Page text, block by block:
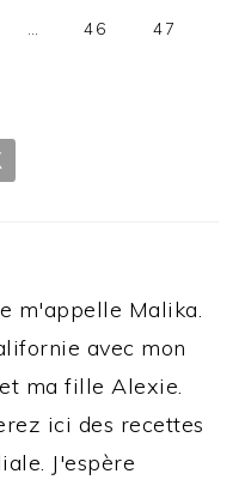
PAGE
46 PAGE
47
m'appelle Malika.
avec mon
ma fille Alexie.
ici des recettes
J'espère